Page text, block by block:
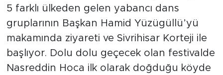
5 farklı ülkeden gelen yabancı dans
gruplarının Başkan Hamid Yüzügüllü’yü
makamında ziyareti ve Sivrihisar Korteji ile
başlıyor. Dolu dolu geçecek olan festivalde
Nasreddin Hoca ilk olarak doğduğu köyde